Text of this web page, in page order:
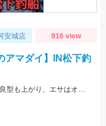
安城店 916 view
アマダイ】IN松下釣
話題のアマダイ行ってきました！40㌢を超える良型も上がり、エサはオキアミやホタルイカです☆